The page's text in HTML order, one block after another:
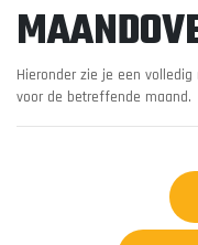
Hieronder zie je een
voor de betreffende maand.